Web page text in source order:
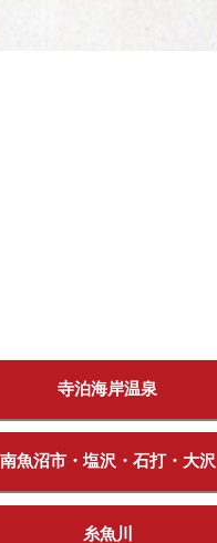
寺泊海岸温泉
南魚沼市・塩沢・石打・大沢
糸魚川